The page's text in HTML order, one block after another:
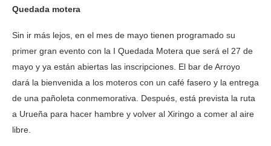
Quedada motera
Sin ir más lejos, en el mes de mayo tienen programado su
primer gran evento con la I Quedada Motera que será el 27 de
mayo y ya están abiertas las inscripciones. El bar de Arroyo
dará la bienvenida a los moteros con un café fasero y la entrega
de una pañoleta conmemorativa. Después, está prevista la ruta
a Urueña para hacer hambre y volver al Xiringo a comer al aire
libre.